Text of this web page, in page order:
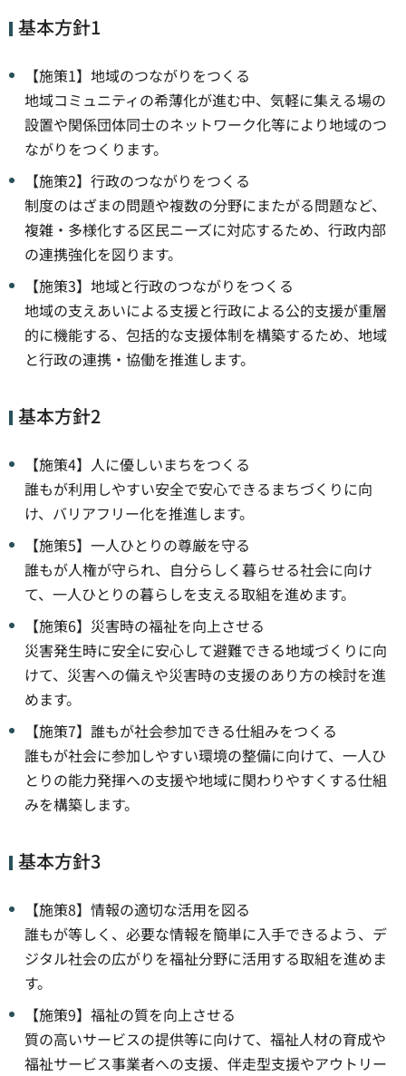
基本方針1
【施策1】地域のつながりをつくる
地域コミュニティの希薄化が進む中、気軽に集える場の
設置や関係団体同士のネットワーク化等により地域のつ
ながりをつくります。
【施策2】行政のつながりをつくる
制度のはざまの問題や複数の分野にまたがる問題など、
複雑・多様化する区民ニーズに対応するため、行政内部
の連携強化を図ります。
【施策3】地域と行政のつながりをつくる
地域の支えあいによる支援と行政による公的支援が重層
的に機能する、包括的な支援体制を構築するため、地域
と行政の連携・協働を推進します。
基本方針2
【施策4】人に優しいまちをつくる
誰もが利用しやすい安全で安心できるまちづくりに向
け、バリアフリー化を推進します。
【施策5】一人ひとりの尊厳を守る
誰もが人権が守られ、自分らしく暮らせる社会に向け
て、一人ひとりの暮らしを支える取組を進めます。
【施策6】災害時の福祉を向上させる
災害発生時に安全に安心して避難できる地域づくりに向
けて、災害への備えや災害時の支援のあり方の検討を進
めます。
【施策7】誰もが社会参加できる仕組みをつくる
誰もが社会に参加しやすい環境の整備に向けて、一人ひ
とりの能力発揮への支援や地域に関わりやすくする仕組
みを構築します。
基本方針3
【施策8】情報の適切な活用を図る
誰もが等しく、必要な情報を簡単に入手できるよう、デ
ジタル社会の広がりを福祉分野に活用する取組を進めま
す。
【施策9】福祉の質を向上させる
質の高いサービスの提供等に向けて、福祉人材の育成や
福祉サービス事業者への支援、伴走型支援やアウトリー